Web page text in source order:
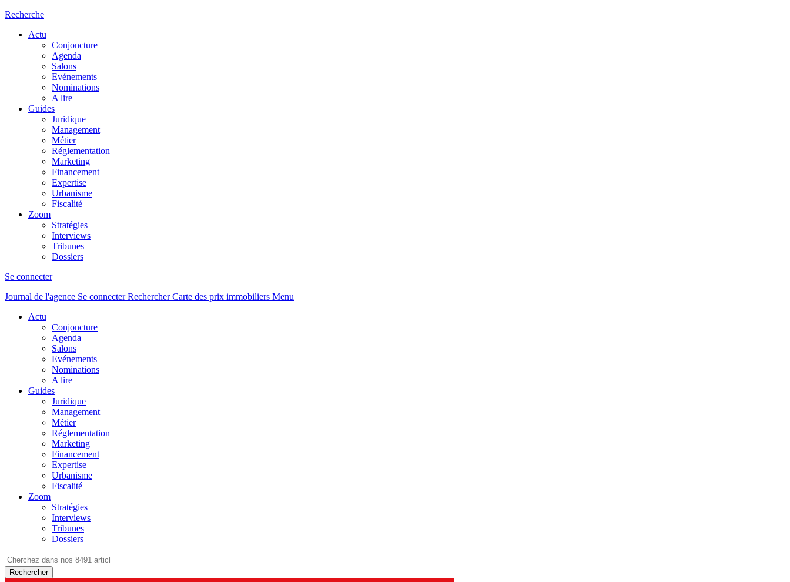
Recherche
Actu
Conjoncture
Agenda
Salons
Evénements
Nominations
A lire
Guides
Juridique
Management
Métier
Réglementation
Marketing
Financement
Expertise
Urbanisme
Fiscalité
Zoom
Stratégies
Interviews
Tribunes
Dossiers
Se connecter
Journal de l'agence Se connecterRechercher Carte des prix immobiliers Menu
Actu
Conjoncture
Agenda
Salons
Evénements
Nominations
A lire
Guides
Juridique
Management
Métier
Réglementation
Marketing
Financement
Expertise
Urbanisme
Fiscalité
Zoom
Stratégies
Interviews
Tribunes
Dossiers
Rechercher